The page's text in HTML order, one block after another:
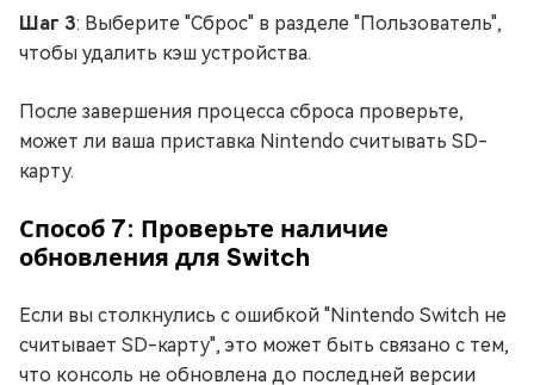
Шаг 3: Выберите "Сброс" в разделе "Пользователь",
чтобы удалить кэш устройства.
После завершения процесса сброса проверьте,
может ли ваша приставка Nintendo считывать SD-
карту.
Способ 7: Проверьте наличие
обновления для Switch
Если вы столкнулись с ошибкой "Nintendo Switch не
считывает SD-карту", это может быть связано с тем,
что консоль не обновлена до последней версии